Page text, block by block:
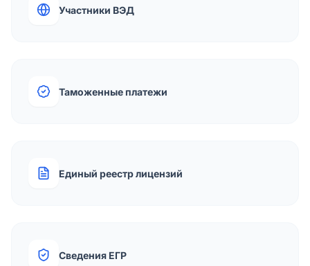
Участники ВЭД
Таможенные платежи
Единый реестр лицензий
Сведения ЕГР